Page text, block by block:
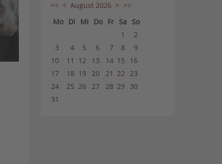
<< < August 2026 > >>
Mo Di Mi Do Fr Sa
So
1
2
3
4 5 6 7 8
9
10
11 12 13 14 15
16
17
18 19 20 21 22
23
24
25 26 27 28 29
30
31